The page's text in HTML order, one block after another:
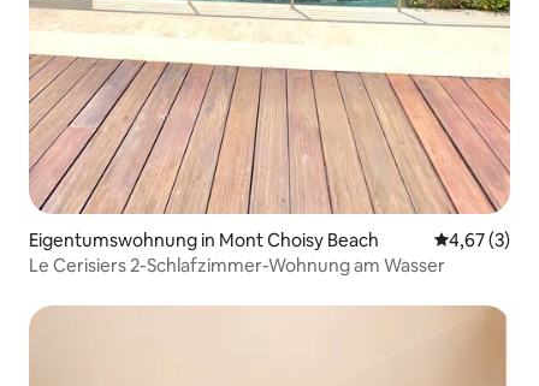
Eigentumswohnung in Mont Choisy Beach
4,67 (3)
Le Cerisiers 2-Schlafzimmer-Wohnung am Wasser